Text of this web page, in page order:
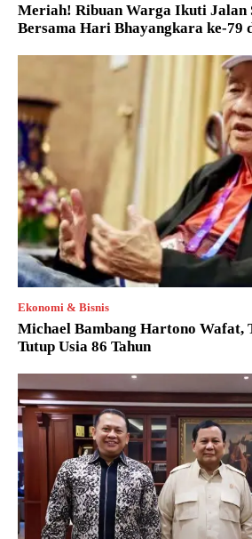
Meriah! Ribuan Warga Ikuti Jalan
Bersama Hari Bhayangkara ke-79
Ekonomi & Bisnis
Michael Bambang Hartono Wafat,
Tutup Usia 86 Tahun